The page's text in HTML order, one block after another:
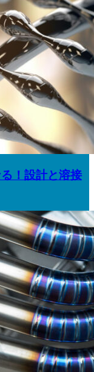
！設計と溶接